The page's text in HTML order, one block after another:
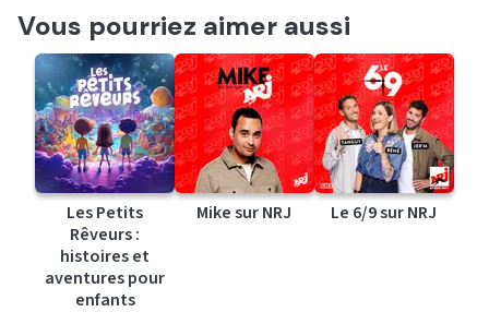
Vous pourriez aimer aussi
Les Petits
Rêveurs :
histoires et
aventures pour
enfants
Mike sur NRJ Le 6/9 sur NRJ